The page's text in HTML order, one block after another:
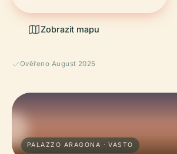
Zobrazit mapu
Ověřeno August 2025
PALAZZO ARAGONA · VASTO